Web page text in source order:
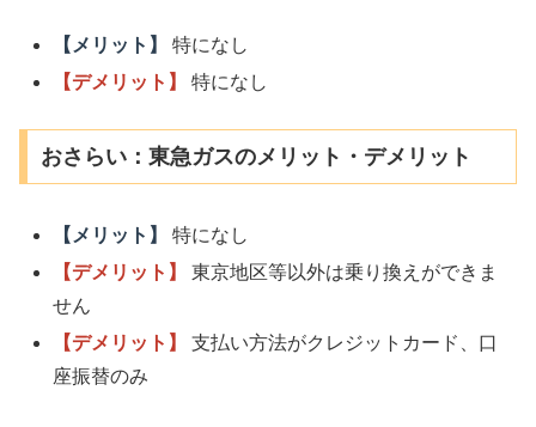
【メリット】
特になし
【デメリット】
特になし
おさらい：東急ガスのメリット・デメリット
【メリット】
特になし
【デメリット】
東京地区等以外は乗り換えができま
せん
【デメリット】
支払い方法がクレジットカード、口
座振替のみ